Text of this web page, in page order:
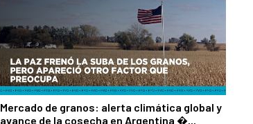
Mercado de granos: alerta climática global y
avance de la cosecha en Argentina ...